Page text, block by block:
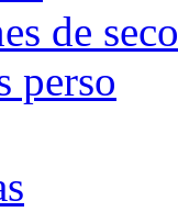
de
perso